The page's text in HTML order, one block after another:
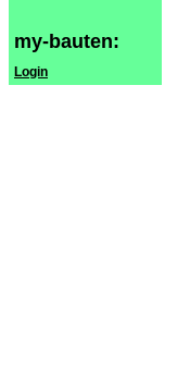
my-bauten:
Login